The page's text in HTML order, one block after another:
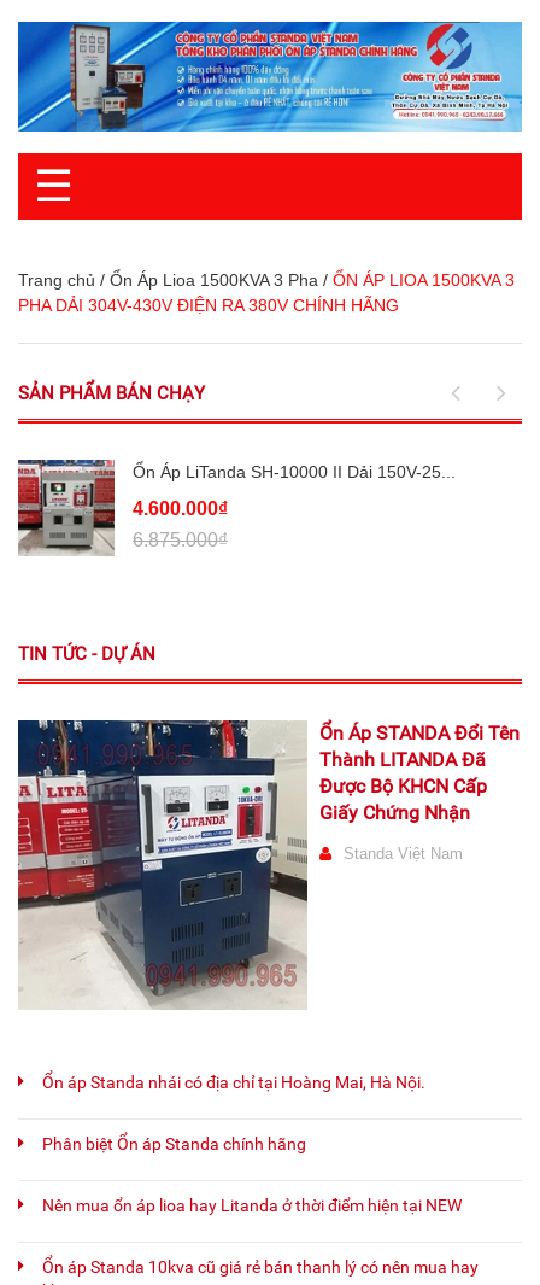
☰
Trang chủ / Ổn Áp Lioa 1500KVA 3 Pha / ỔN ÁP LIOA 1500KVA 3
PHA DẢI 304V-430V ĐIỆN RA 380V CHÍNH HÃNG
SẢN PHẨM BÁN CHẠY
Ổn Áp LiTanda SH-10000 II Dải 150V-25...
4.600.000₫
6.875.000₫
TIN TỨC - DỰ ÁN
Ổn Áp STANDA Đổi Tên
Thành LITANDA Đã
Được Bộ KHCN Cấp
Giấy Chứng Nhận
Standa Việt Nam
Ổn áp Standa nhái có địa chỉ tại Hoàng Mai, Hà Nội.
Phân biệt Ổn áp Standa chính hãng
Nên mua ổn áp lioa hay Litanda ở thời điểm hiện tại NEW
Ổn áp Standa 10kva cũ giá rẻ bán thanh lý có nên mua hay